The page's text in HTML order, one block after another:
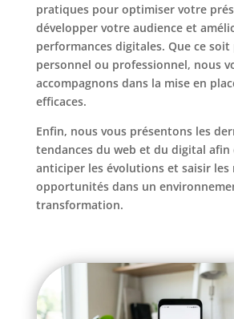
pratiques pour optimiser votre
développer votre audience et
performances digitales. Que ce
personnel ou professionnel, nous
accompagnons dans la mise en
efficaces.
Enfin, nous vous présentons les
tendances du web et du digital afin
anticiper les évolutions et saisir les
opportunités dans un
transformation.